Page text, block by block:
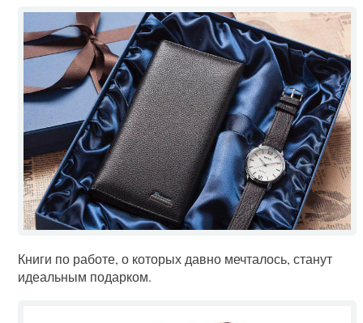
Книги по работе, о которых давно мечталось, станут
идеальным подарком.